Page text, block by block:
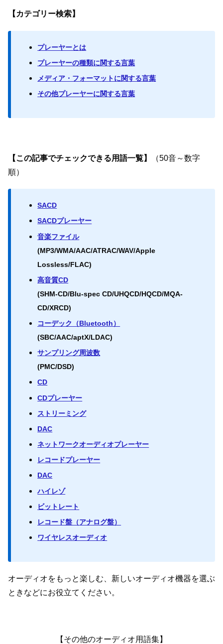
【カテゴリー検索】
プレーヤーとは
プレーヤーの種類に関する言葉
メディア・フォーマットに関する言葉
その他プレーヤーに関する言葉
【この記事でチェックできる用語一覧】
（50音～数字
順）
SACD
SACDプレーヤー
音楽ファイル
(MP3/WMA/AAC/ATRAC/WAV/Apple
Lossless/FLAC)
高音質CD
(SHM-CD/Blu-spec CD/UHQCD/HQCD/MQA-
CD/XRCD)
コーデック（Bluetooth）
(SBC/AAC/aptX/LDAC)
サンプリング周波数
(PMC/DSD)
CD
CDプレーヤー
ストリーミング
DAC
ネットワークオーディオプレーヤー
レコードプレーヤー
DAC
ハイレゾ
ビットレート
レコード盤（アナログ盤）
ワイヤレスオーディオ
オーディオをもっと楽しむ、新しいオーディオ機器を選ぶ
ときなどにお役立てください。
【その他のオーディオ用語集】